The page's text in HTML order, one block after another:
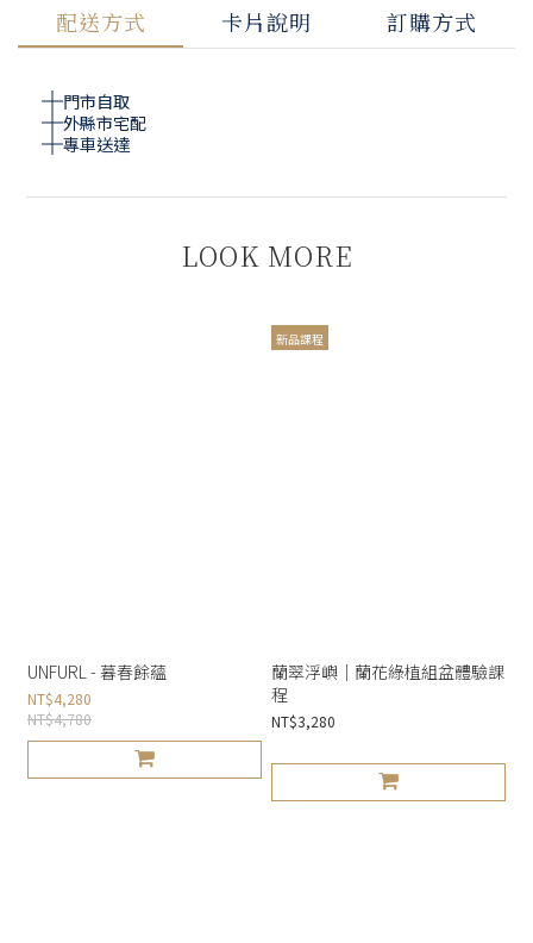
配送方式 卡片說明 訂購方式
門市自取
外縣市宅配
專車送達
LOOK MORE
UNFURL - 暮春餘蘊
NT$4,280
NT$4,780
新品課程
蘭翠浮嶼｜蘭花綠植組盆體驗課
程
NT$3,280